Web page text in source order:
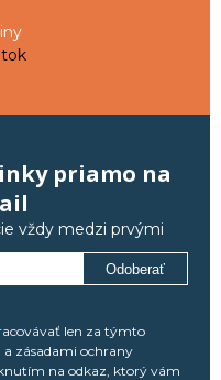
priamo na
vždy medzi prvými
Odoberať
len za týmto
a zásadami ochrany
na odkaz, ktorý vám